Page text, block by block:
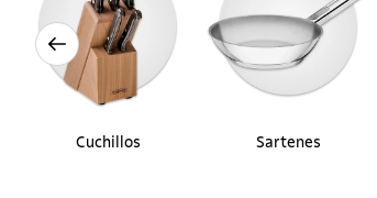
Cuchillos Sartenes